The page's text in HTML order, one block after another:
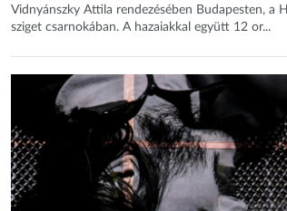
Vidnyánszky Attila rendezésében Budapesten, a
sziget csarnokában. A hazaiakkal együtt 12 or...